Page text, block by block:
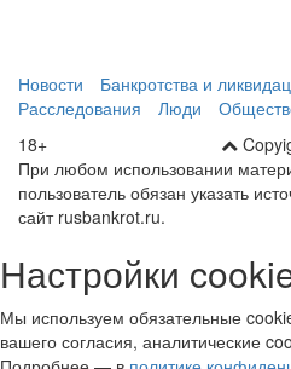
Новости Банкротства и
Расследования
Люди
18+
При любом использовании
пользователь обязан указать
сайт rusbankrot.ru.
Настройки
Мы используем обязательные
вашего согласия, аналитические